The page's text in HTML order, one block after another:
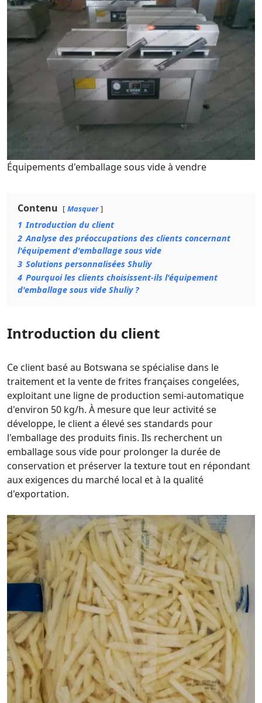
Équipements d'emballage sous vide à vendre
Contenu Masquer
1 Introduction du client
2 Analyse des préoccupations des clients concernant
l'équipement d'emballage sous vide
3 Solutions personnalisées Shuliy
4 Pourquoi les clients choisissent-ils l'équipement
d'emballage sous vide Shuliy ?
Introduction du client
Ce client basé au Botswana se spécialise dans le
traitement et la vente de frites françaises congelées,
exploitant une ligne de production semi-automatique
d'environ 50 kg/h. À mesure que leur activité se
développe, le client a élevé ses standards pour
l'emballage des produits finis. Ils recherchent un
emballage sous vide pour prolonger la durée de
conservation et préserver la texture tout en répondant
aux exigences du marché local et à la qualité
d'exportation.